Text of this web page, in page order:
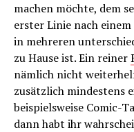
machen möchte, dem
erster Linie nach
in mehreren
zu Hause ist. Ein reiner
nämlich nicht
zusätzlich mindestens
beispielsweise Comic-
dann habt ihr